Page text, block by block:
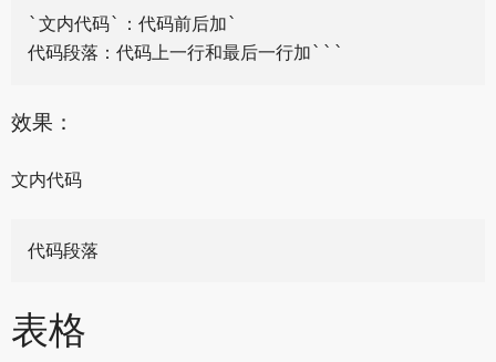
`文内代码`：代码前后加`
效果：
文内代码
表格